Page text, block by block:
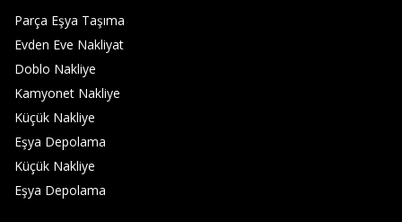
Parça Eşya Taşıma
Evden Eve Nakliyat
Doblo Nakliye
Kamyonet Nakliye
Küçük Nakliye
Eşya Depolama
Küçük Nakliye
Eşya Depolama